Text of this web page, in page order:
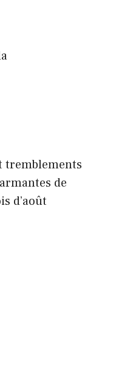
tremblements
de
d’août